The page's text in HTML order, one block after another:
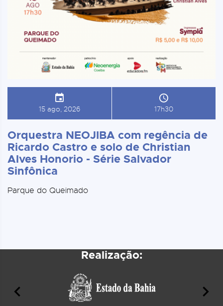
15 ago, 2026 17h30
Orquestra NEOJIBA com regência de
Ricardo Castro e solo de Christian
Alves Honorio - Série Salvador
Sinfônica
Parque do Queimado
Realização: